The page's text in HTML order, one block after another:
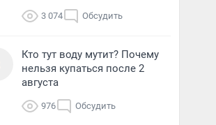
3 074 Обсудить
Кто тут воду мутит? Почему
нельзя купаться после 2
августа
976 Обсудить